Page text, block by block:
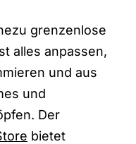
grenzenlose
alles anpassen,
und aus
und
Der
bietet